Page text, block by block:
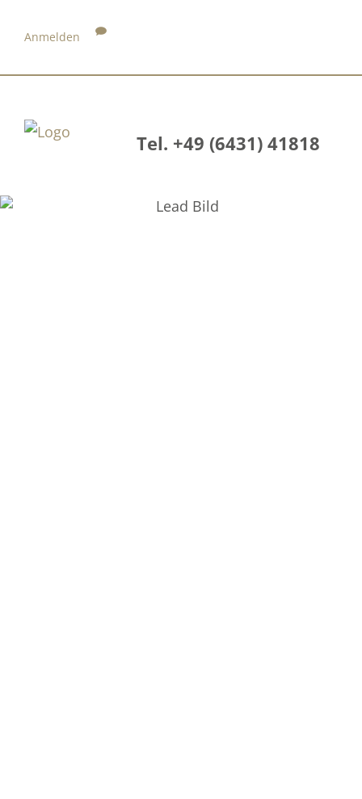
Anmelden
Tel. +49 (6431) 41818